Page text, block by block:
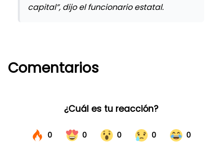
capital”, dijo el funcionario estatal.
Comentarios